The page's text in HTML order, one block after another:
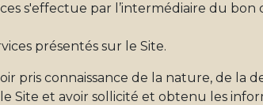
s'effectue par l’intermédiaire du
présentés sur le Site.
pris connaissance de la nature, de la
Site et avoir sollicité et obtenu les